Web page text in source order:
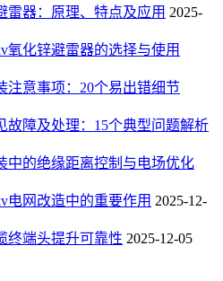
雷器：原理、特点及应用 2025-
氧化锌避雷器的选择与使用
注意事项：20个易出错细节
故障及处理：15个典型问题解析
中的绝缘距离控制与电场优化
电网改造中的重要作用 2025-12-
终端头提升可靠性 2025-12-05